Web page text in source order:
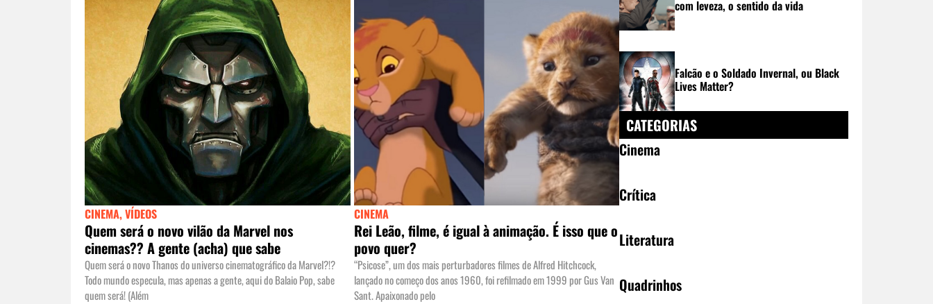
CINEMA,VÍDEOS
Quem será o novo vilão da Marvel nos
cinemas?? A gente (acha) que sabe
Quem será o novo Thanos do universo cinematográfico da Marvel?!?
Todo mundo especula, mas apenas a gente, aqui do Balaio Pop, sabe
quem será! (Além
CINEMA
Rei Leão, filme, é igual à animação. É isso que o
povo quer?
“Psicose”, um dos mais perturbadores filmes de Alfred Hitchcock,
lançado no começo dos anos 1960, foi refilmado em 1999 por Gus Van
Sant. Apaixonado pelo
com leveza, o sentido da vida
Falcão e o Soldado Invernal, ou Black
Lives Matter?
CATEGORIAS
Cinema
Crítica
Literatura
Quadrinhos